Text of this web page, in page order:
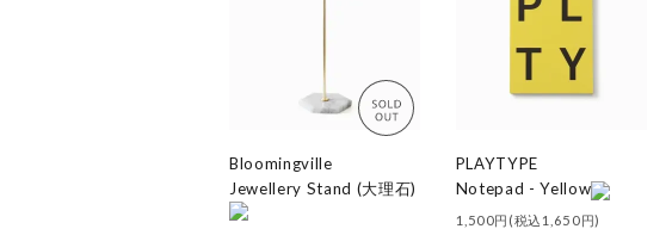
Bloomingville
Jewellery Stand (大理石)
PLAYTYPE
Notepad - Yellow
1,500円(税込1,650円)